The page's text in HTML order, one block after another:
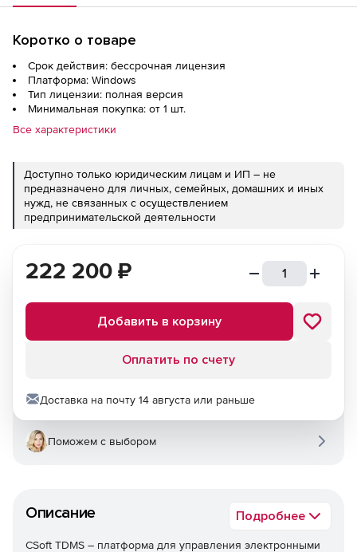
Коротко о товаре
Срок действия: бессрочная лицензия
Платформа: Windows
Тип лицензии: полная версия
Минимальная покупка: от 1 шт.
Все характеристики
Доступно только юридическим лицам и ИП – не
предназначено для личных, семейных, домашних и иных
нужд, не связанных с осуществлением
предпринимательской деятельности
Описание Подробнее
CSoft TDMS – платформа для управления электронными
222 200 ₽
Добавить в корзину
Оплатить по счету
Доставка на почту 14 августа или раньше
Поможем с выбором